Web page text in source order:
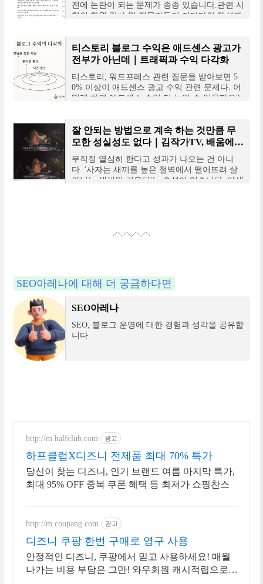
전에 논란이 되는 문제가 종종 있습니다.관련 시
험의 학원 강사 및 전문가들이 저마다의 해석과
티스토리 블로그 수익은 애드센스 광고가
전부가 아닌데｜트래픽과 수익 다각화
티스토리, 워드프레스 관련 질문을 받아보면 5
0% 이상이 애드센스 광고 수익 관련 문제다. 어
떻게 하면 애드센스 수익 더 높일 수 있을까요?
잘 안되는 방법으로 계속 하는 것만큼 무
모한 성실성도 없다｜김작가TV, 배움에
대하여
무작정 열심히 한다고 성과가 나오는 건 아니
다 '사자는 새끼를 높은 절벽에서 떨어뜨려 살
아남는 새끼만 키운다'는 속설이 있습니다. 야생
SEO아레나에 대해 더 궁금하다면
SEO아레나
SEO, 블로그 운영에 대한 경험과 생각을 공유합
니다
http://m.halfclub.com 광고
하프클럽X디즈니 전제품 최대 70% 특가
당신이 찾는 디즈니, 인기 브랜드 여름 마지막 특가,
최대 95% OFF 중복 쿠폰 혜택 등 최저가 쇼핑찬스
http://m.coupang.com 광고
디즈니 쿠팡 한번 구매로 영구 사용
안정적인 디즈니, 쿠팡에서 믿고 사용하세요! 매월
나가는 비용 부담은 그만! 와우회원 캐시적립으로